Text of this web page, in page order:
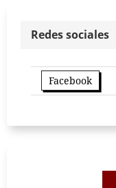
Redes sociales
Facebook